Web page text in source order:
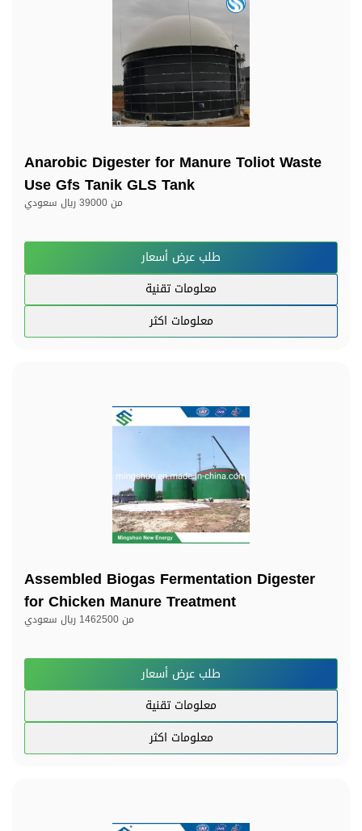
Anarobic Digester for Manure Toliot Waste
Use Gfs Tanik GLS Tank
من39000 ريال سعودي
طلب عرض أسعار
معلومات تقنية
معلومات اكثر
Assembled Biogas Fermentation Digester
for Chicken Manure Treatment
من1462500 ريال سعودي
طلب عرض أسعار
معلومات تقنية
معلومات اكثر